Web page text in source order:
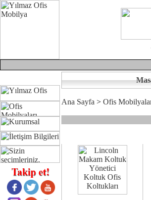
Ofisinizin dekorasyonunda ergonomi ve
Çünkü sitemizde bulunan seçkin bürosit,
Size yakışan ofis koltuk tasarımına gelin
Kalite ve ergonomiyi arıyanların
Ana Sayfa > Ofis